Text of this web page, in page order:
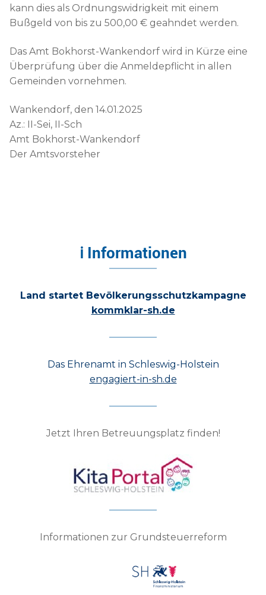
kann dies als Ordnungswidrigkeit mit einem
Bußgeld von bis zu 500,00 € geahndet werden.
Das Amt Bokhorst-Wankendorf wird in Kürze eine
Überprüfung über die Anmeldepflicht in allen
Gemeinden vornehmen.
Wankendorf, den 14.01.2025
Az.: II-Sei, II-Sch
Amt Bokhorst-Wankendorf
Der Amtsvorsteher
ℹ Informationen
Land startet Bevölkerungsschutzkampagne
kommklar-sh.de
Das Ehrenamt in Schleswig-Holstein
engagiert-in-sh.de
Jetzt Ihren Betreuungsplatz finden!
Informationen zur Grundsteuerreform